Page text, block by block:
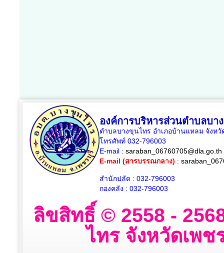
องค์การบริหารส่วนตำบลบา
ตำบลบางขุนไทร อำเภอบ้านแหลม จังหวั
โทรศัพท์ 032-796003
E-mail : saraban_06760705@dla.go.th
E-mail (สารบรรณกลาง) :
สำนักปลัด : 032-796003
กองคลัง : 032-796003
ลิขสิทธิ์ © 2558 -
ไทร จังหวัดเพ